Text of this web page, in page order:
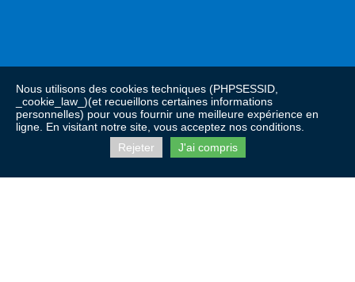
Nous utilisons des cookies techniques (PHPSESSID,
_cookie_law_)(et recueillons certaines informations
personnelles) pour vous fournir une meilleure expérience en
ligne. En visitant notre site, vous acceptez nos conditions.
Rejeter
J'ai compris